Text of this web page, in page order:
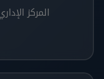
المركز